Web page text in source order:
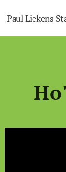
Paul Liekens